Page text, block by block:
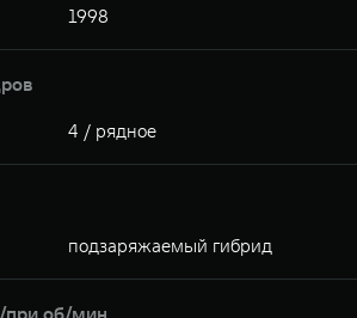
1998
4 / рядное
подзаряжаемый гибрид
об/мин.